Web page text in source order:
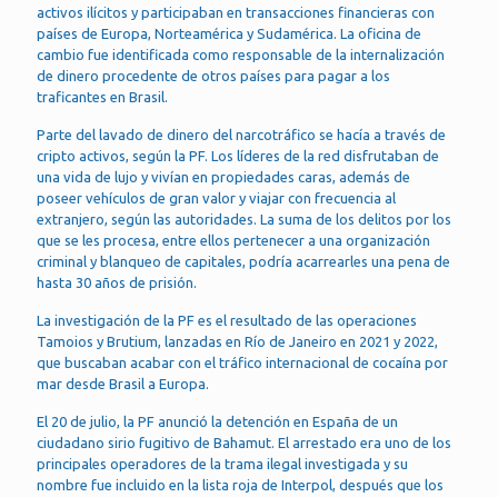
activos ilícitos y participaban en transacciones financieras con
países de Europa, Norteamérica y Sudamérica. La oficina de
cambio fue identificada como responsable de la internalización
de dinero procedente de otros países para pagar a los
traficantes en Brasil.
Parte del lavado de dinero del narcotráfico se hacía a través de
cripto activos, según la PF. Los líderes de la red disfrutaban de
una vida de lujo y vivían en propiedades caras, además de
poseer vehículos de gran valor y viajar con frecuencia al
extranjero, según las autoridades. La suma de los delitos por los
que se les procesa, entre ellos pertenecer a una organización
criminal y blanqueo de capitales, podría acarrearles una pena de
hasta 30 años de prisión.
La investigación de la PF es el resultado de las operaciones
Tamoios y Brutium, lanzadas en Río de Janeiro en 2021 y 2022,
que buscaban acabar con el tráfico internacional de cocaína por
mar desde Brasil a Europa.
El 20 de julio, la PF anunció la detención en España de un
ciudadano sirio fugitivo de Bahamut. El arrestado era uno de los
principales operadores de la trama ilegal investigada y su
nombre fue incluido en la lista roja de Interpol, después que los